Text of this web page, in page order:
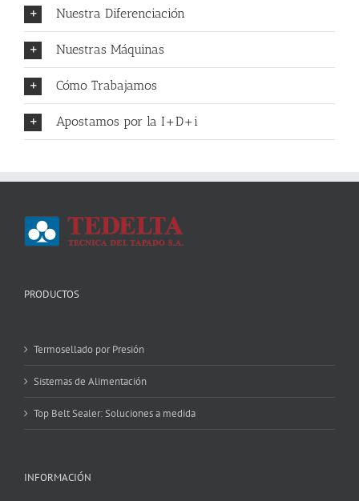
Nuestra Diferenciación
Nuestras Máquinas
Cómo Trabajamos
Apostamos por la I+D+i
PRODUCTOS
Termosellado por Presión
Sistemas de Alimentación
Top Belt Sealer: Soluciones a medida
INFORMACIÓN